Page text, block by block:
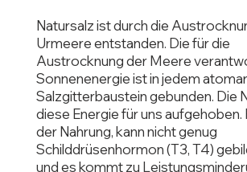
Natursalz ist durch die
Urmeere entstanden. Die für die
Austrocknung der Meere
Sonnenenergie ist in jedem
Salzgitterbaustein gebunden. Die
diese Energie für uns aufgehoben.
der Nahrung, kann nicht genug
Schilddrüsenhormon (T3, T4)
und es kommt zu